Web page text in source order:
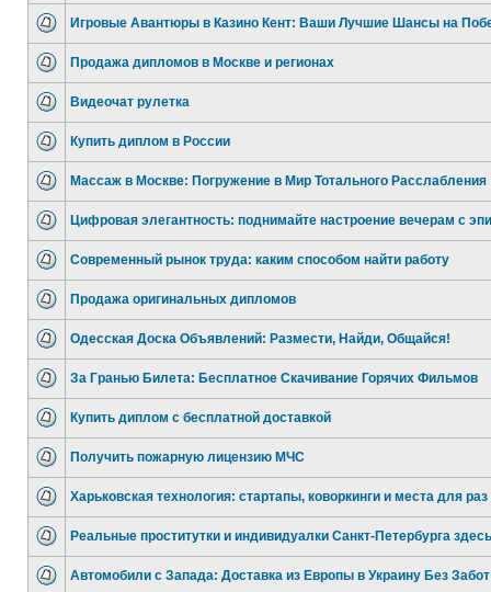
Игровые Авантюры в Казино Кент: Ваши Лучшие Шансы на
Продажа дипломов в Москве и регионах
Видеочат рулетка
Купить диплом в России
Массаж в Москве: Погружение в Мир Тотального Расслабления
Цифровая элегантность: поднимайте настроение вечерам с
Современный рынок труда: каким способом найти работу
Продажа оригинальных дипломов
Одесская Доска Объявлений: Размести, Найди, Общайся!
За Гранью Билета: Бесплатное Скачивание Горячих Фильмов
Купить диплом с бесплатной доставкой
Получить пожарную лицензию МЧС
Харьковская технология: стартапы, коворкинги и места для раз
Реальные проститутки и индивидуалки Санкт-Петербурга здесь
Автомобили с Запада: Доставка из Европы в Украину Без Забот